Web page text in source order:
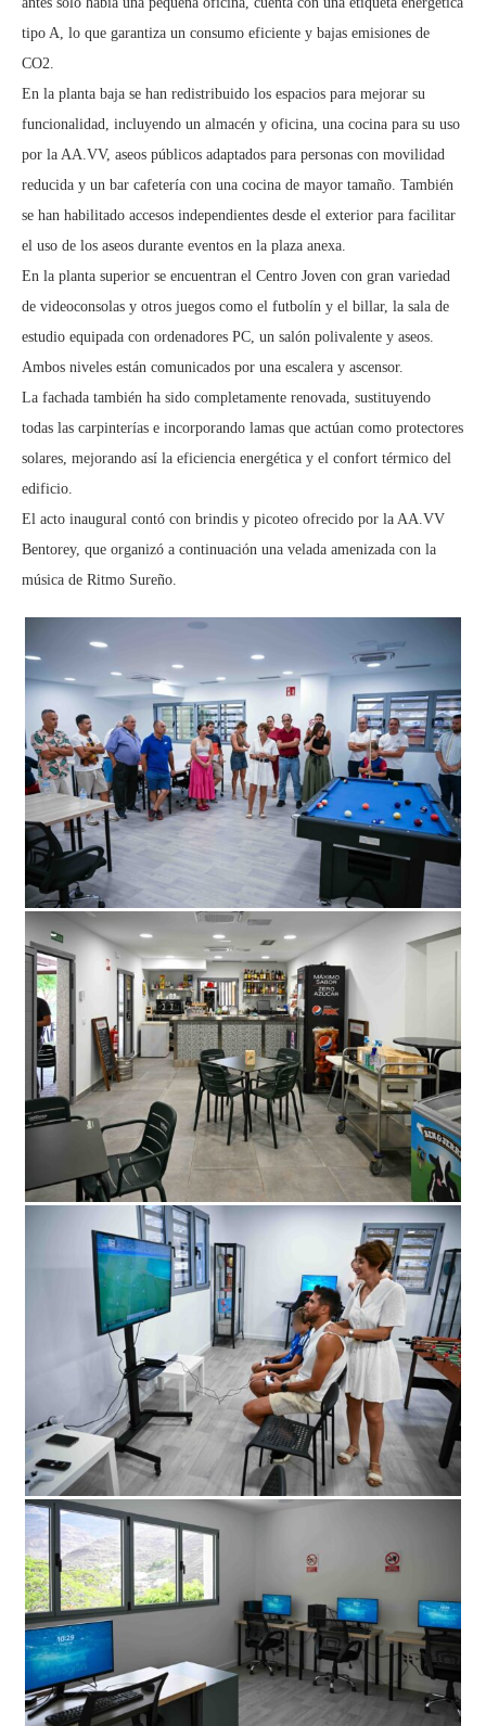
tipo A, lo que garantiza un consumo eficiente y bajas emisiones de
CO2.
En la planta baja se han redistribuido los espacios para mejorar su
funcionalidad, incluyendo un almacén y oficina, una cocina para su uso
por la AA.VV, aseos públicos adaptados para personas con movilidad
reducida y un bar cafetería con una cocina de mayor tamaño. También
se han habilitado accesos independientes desde el exterior para facilitar
el uso de los aseos durante eventos en la plaza anexa.
En la planta superior se encuentran el Centro Joven con gran variedad
de videoconsolas y otros juegos como el futbolín y el billar, la sala de
estudio equipada con ordenadores PC, un salón polivalente y aseos.
Ambos niveles están comunicados por una escalera y ascensor.
La fachada también ha sido completamente renovada, sustituyendo
todas las carpinterías e incorporando lamas que actúan como protectores
solares, mejorando así la eficiencia energética y el confort térmico del
edificio.
El acto inaugural contó con brindis y picoteo ofrecido por la AA.VV
Bentorey, que organizó a continuación una velada amenizada con la
música de Ritmo Sureño.